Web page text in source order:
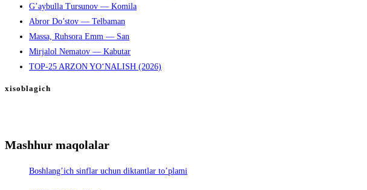
G’aybulla Tursunov — Komila
Abror Do’stov — Telbaman
Massa, Ruhsora Emm — San
Mirjalol Nematov — Kabutar
TOP-25 ARZON YO‘NALISH (2026)
xisoblagich
Mashhur maqolalar
Boshlang’ich sinflar uchun diktantlar to’plami